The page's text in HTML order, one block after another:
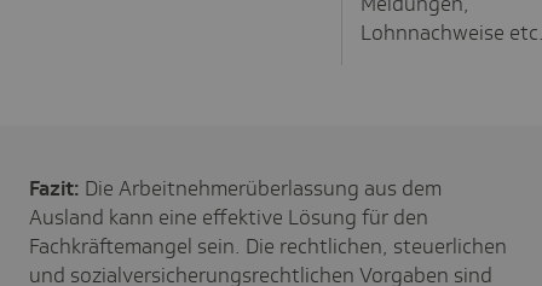
Lohnnachweise
Fazit: Die Arbeitnehmerüberlassung aus dem
Ausland kann eine effektive Lösung für den
Fachkräftemangel sein. Die rechtlichen, steuerlichen
und sozialversicherungsrechtlichen Vorgaben sind